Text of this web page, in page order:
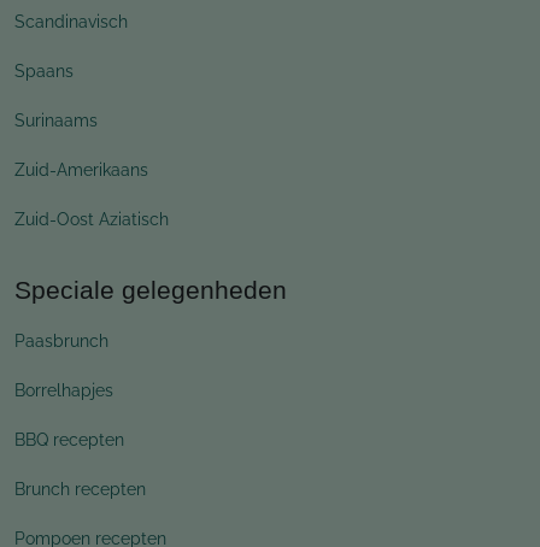
Scandinavisch
Spaans
Surinaams
Zuid-Amerikaans
Zuid-Oost Aziatisch
Speciale gelegenheden
Paasbrunch
Borrelhapjes
BBQ recepten
Brunch recepten
Pompoen recepten